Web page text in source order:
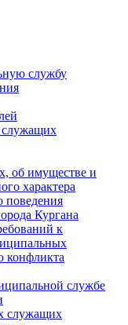
службу
служащих
об имуществе и
характера
поведения
Кургана
к
конфликта
службе
служащих